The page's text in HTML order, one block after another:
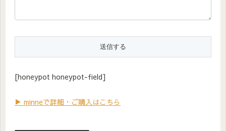
[honeypot honeypot-field]
▶ minneで詳細・ご購入はこちら